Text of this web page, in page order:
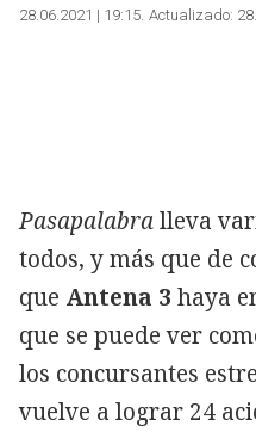
28.06.2021 | 19:15 Actualizado:
Pasapalabralleva
todos, y más que de
que Antena 3 haya
que se puede ver
los concursantes
vuelve a lograr 24